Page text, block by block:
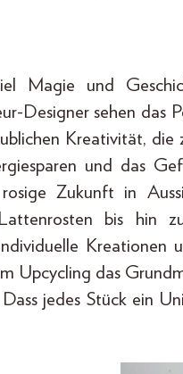
Magie und
Designer sehen das
Kreativität,
und das
Zukunft in
bis hin
Upcycling das
jedes Stück ein